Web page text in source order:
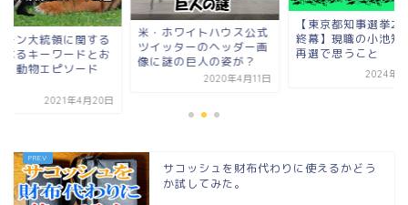
ホワイトハウス公式
ッターのヘッダー画
謎の巨人の姿が？
【東京都知事選挙2024
終幕】現職の小池知事の
再選で思うこと
2024年7月8日
プーチン大統領に関
気になるキーワード
もしろ動物エピソー
サコッシュを財布代わりに使えるかどう
か試してみた。